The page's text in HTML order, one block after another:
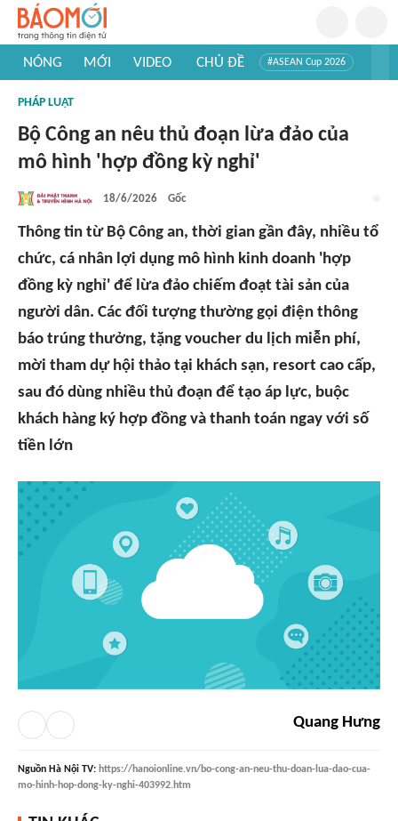
NÓNG MỚI VIDEO CHỦ ĐỀ #ASEAN Cup 2026
#Khám phá thế giới
PHÁP LUẬT
Bộ Công an nêu thủ đoạn lừa đảo của
mô hình 'hợp đồng kỳ nghỉ'
18/6/2026 Gốc
Thông tin từ Bộ Công an, thời gian gần đây, nhiều tổ
chức, cá nhân lợi dụng mô hình kinh doanh 'hợp
đồng kỳ nghỉ' để lừa đảo chiếm đoạt tài sản của
người dân. Các đối tượng thường gọi điện thông
báo trúng thưởng, tặng voucher du lịch miễn phí,
mời tham dự hội thảo tại khách sạn, resort cao cấp,
sau đó dùng nhiều thủ đoạn để tạo áp lực, buộc
khách hàng ký hợp đồng và thanh toán ngay với số
tiền lớn
Quang Hưng
Nguồn Hà Nội TV: https://hanoionline.vn/bo-cong-an-neu-thu-doan-lua-dao-cua-
mo-hinh-hop-dong-ky-nghi-403992.htm